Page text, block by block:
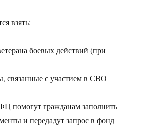
взять:
боевых действий (при
связанные с участием в СВО
помогут гражданам заполнить
и передадут запрос в фонд